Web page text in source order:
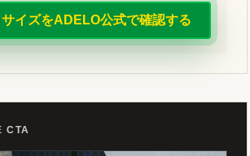
イズをADELO公式で確認する
CTA